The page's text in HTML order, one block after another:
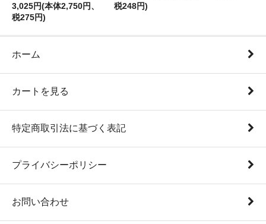
3,025円(本体2,750円、
税275円)
税248円)
ホーム
カートを見る
特定商取引法に基づく表記
プライバシーポリシー
お問い合わせ